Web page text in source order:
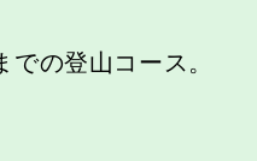
の登山コース。